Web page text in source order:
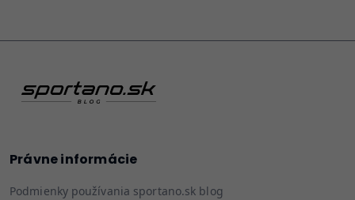
Právne informácie
Podmienky používania sportano.sk blog